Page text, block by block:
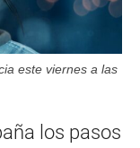
este viernes a las
los pasos